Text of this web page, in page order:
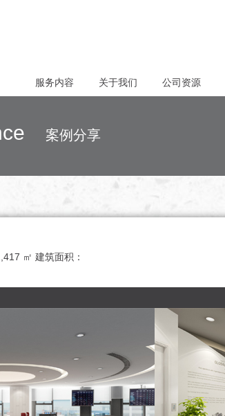
服务内容 关于我们 公司资源
案例分享
㎡ 建筑面积：